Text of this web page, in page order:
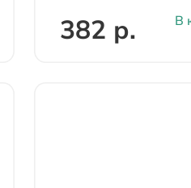
382 р. В